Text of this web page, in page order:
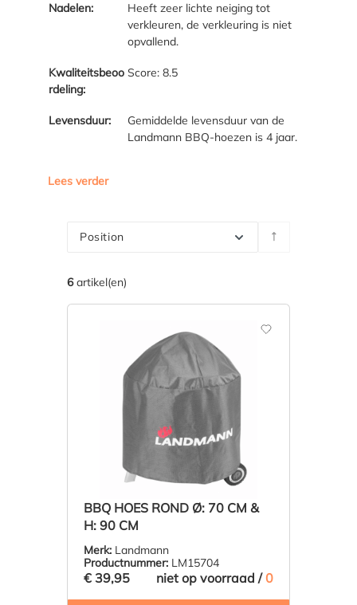
Nadelen:
Heeft zeer lichte neiging tot
verkleuren, de verkleuring is niet
opvallend.
Kwaliteitsbeoo
rdeling:
Score: 8.5
Levensduur:
Gemiddelde levensduur van de
Landmann BBQ-hoezen is 4 jaar.
Lees verder
Position
6artikel(en)
BBQ HOES ROND Ø: 70 CM &
H: 90 CM
Merk: Landmann
Productnummer: LM15704
€ 39,95 niet op voorraad /0